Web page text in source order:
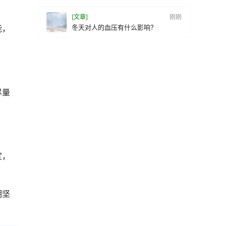
[文章] 刚刚
冬天对人的血压有什么影响？